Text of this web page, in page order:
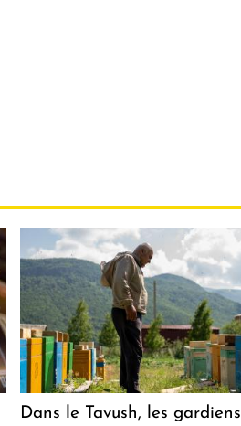
Dans le Tavush, les gardiens